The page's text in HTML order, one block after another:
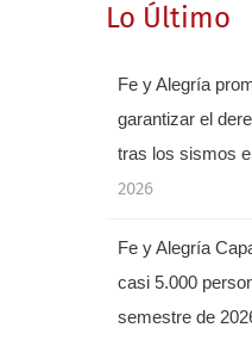
Lo Último
Fe y Alegría
garantizar el
tras los sismos
2026
Fe y Alegría
casi 5.000
semestre de